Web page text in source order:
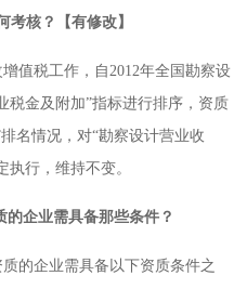
考核？【有修改】
税工作，自2012年全国勘察设
税金及附加”指标进行排序，资质
名情况，对“勘察设计营业收
执行，维持不变。
的企业需具备那些条件？
企业需具备以下资质条件之